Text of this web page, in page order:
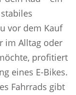
vor dem Kauf
im Alltag oder
profitiert
eines E-Bikes.
Fahrrads gibt